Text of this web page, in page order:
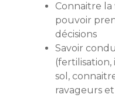
Connaitre
pouvoir
décisions
Savoir
sol,
ravageurs